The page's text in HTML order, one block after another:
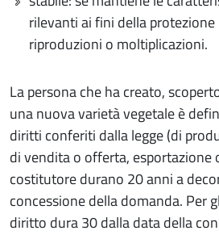
rilevanti ai fini della protezione
riproduzioni o moltiplicazioni.
La persona che ha creato,
una nuova varietà vegetale è
diritti conferiti dalla legge (di
di vendita o offerta, esportazione
costitutore durano 20 anni a
concessione della domanda. Per
diritto dura 30 dalla data della